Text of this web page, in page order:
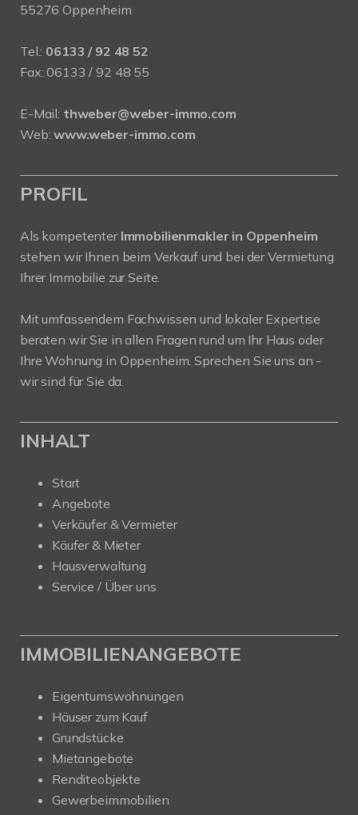
55276 Oppenheim
Tel.: 06133 / 92 48 52
Fax: 06133 / 92 48 55
E-Mail: thweber@weber-immo.com
Web:www.weber-immo.com
PROFIL
Als kompetenter Immobilienmakler in Oppenheim
stehen wir Ihnen beim Verkauf und bei der Vermietung
Ihrer Immobilie zur Seite.
Mit umfassendem Fachwissen und lokaler Expertise
beraten wir Sie in allen Fragen rund um Ihr Haus oder
Ihre Wohnung in Oppenheim. Sprechen Sie uns an -
wir sind für Sie da.
INHALT
Start
Angebote
Verkäufer & Vermieter
Käufer & Mieter
Hausverwaltung
Service / Über uns
IMMOBILIENANGEBOTE
Eigentumswohnungen
Häuser zum Kauf
Grundstücke
Mietangebote
Renditeobjekte
Gewerbeimmobilien